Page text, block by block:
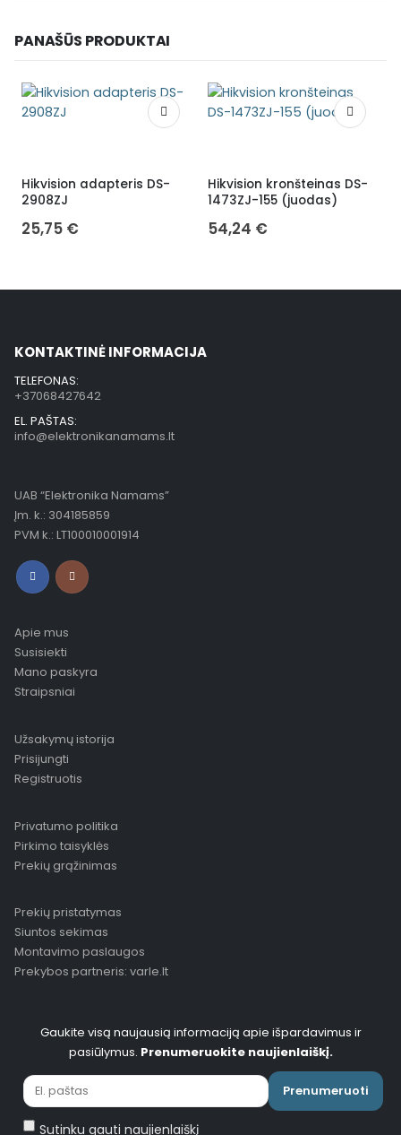
PANAŠŪS PRODUKTAI
Hikvision adapteris DS-
2908ZJ
25,75 €
Hikvision kronšteinas DS-
1473ZJ-155 (juodas)
54,24 €
KONTAKTINĖ INFORMACIJA
TELEFONAS:
+37068427642
EL. PAŠTAS:
info@elektronikanamams.lt
UAB “Elektronika Namams”
Įm. k.: 304185859
PVM k.: LT100010001914
Apie mus
Susisiekti
Mano paskyra
Straipsniai
Užsakymų istorija
Prisijungti
Registruotis
Privatumo politika
Pirkimo taisyklės
Prekių grąžinimas
Prekių pristatymas
Siuntos sekimas
Montavimo paslaugos
Prekybos partneris: varle.lt
Gaukite visą naujausią informaciją apie išpardavimus ir
pasiūlymus. Prenumeruokite naujienlaiškį.
Prenumeruoti
Sutinku gauti naujienlaiškį